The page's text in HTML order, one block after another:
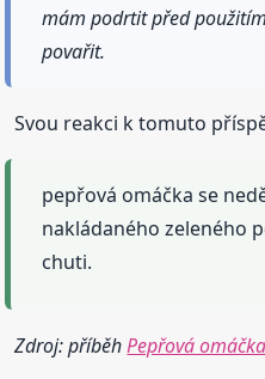
mám podrtit před
povařit.
Svou reakci k tomuto
pepřová omáčka se
nakládaného zeleného
chuti.
Zdroj: příběhPepřová